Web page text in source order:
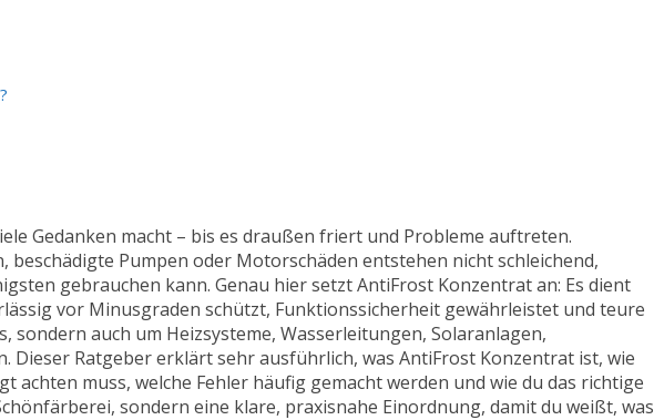
Gedanken macht – bis es draußen friert und Probleme auftreten.
Pumpen oder Motorschäden entstehen nicht schleichend,
gebrauchen kann. Genau hier setzt AntiFrost Konzentrat an: Es dient
vor Minusgraden schützt, Funktionssicherheit gewährleistet und teure
auch um Heizsysteme, Wasserleitungen, Solaranlagen,
Ratgeber erklärt sehr ausführlich, was AntiFrost Konzentrat ist, wie
muss, welche Fehler häufig gemacht werden und wie du das richtige
sondern eine klare, praxisnahe Einordnung, damit du weißt, was